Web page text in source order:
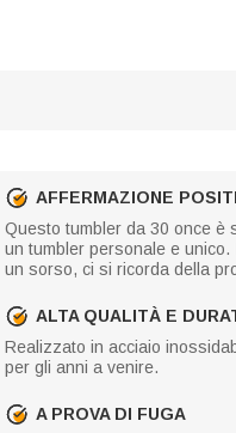
AFFERMAZIONE
Questo tumbler da 30 once è
un tumbler personale e
un sorso, ci si ricorda della
ALTA QUALITÀ E
Realizzato in acciaio
per gli anni a venire.
A PROVA DI FUGA